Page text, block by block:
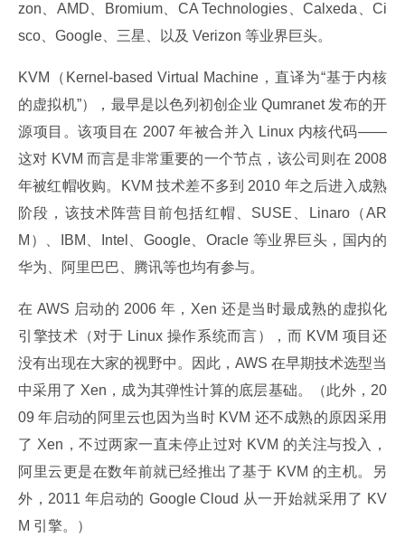
zon、AMD、Bromium、CA Technologies、Calxeda、Ci
sco、Google、三星、以及 Verizon 等业界巨头。
KVM（Kernel-based Virtual Machine，直译为“基于内核
的虚拟机”），最早是以色列初创企业 Qumranet 发布的开
源项目。该项目在 2007 年被合并入 Linux 内核代码——
这对 KVM 而言是非常重要的一个节点，该公司则在 2008
年被红帽收购。KVM 技术差不多到 2010 年之后进入成熟
阶段，该技术阵营目前包括红帽、SUSE、Linaro（AR
M）、IBM、Intel、Google、Oracle 等业界巨头，国内的
华为、阿里巴巴、腾讯等也均有参与。
在 AWS 启动的 2006 年，Xen 还是当时最成熟的虚拟化
引擎技术（对于 Linux 操作系统而言），而 KVM 项目还
没有出现在大家的视野中。因此，AWS 在早期技术选型当
中采用了 Xen，成为其弹性计算的底层基础。（此外，20
09 年启动的阿里云也因为当时 KVM 还不成熟的原因采用
了 Xen，不过两家一直未停止过对 KVM 的关注与投入，
阿里云更是在数年前就已经推出了基于 KVM 的主机。另
外，2011 年启动的 Google Cloud 从一开始就采用了 KV
M 引擎。）